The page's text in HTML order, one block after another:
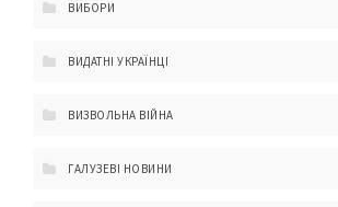
ВИБОРИ
ВИДАТНІ УКРАЇНЦІ
ВИЗВОЛЬНА ВІЙНА
ГАЛУЗЕВІ НОВИНИ